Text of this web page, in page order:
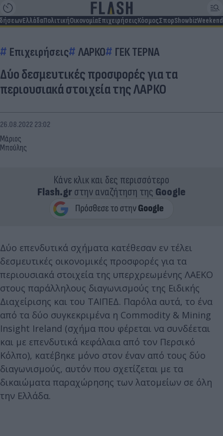
ΕλλάδαΠολιτικήΟικονομίαΕπιχειρήσειςΚόσμοςΣπορShowbizWeekend
Επιχειρήσεις ΛΑΡΚΟ ΓΕΚ ΤΕΡΝΑ
Δύο δεσμευτικές προσφορές για τα
περιουσιακά στοιχεία της ΛΑΡΚΟ
Μάριος
Μπούλης
26.08.2022 23:02
Κάνε κλικ και δες περισσότερο
Flash.grστην αναζήτηση της Google
Δύο επενδυτικά σχήματα κατέθεσαν εν τέλει
δεσμευτικές οικονομικές προσφορές για τα
περιουσιακά στοιχεία της υπερχρεωμένης ΛΑΕΚΟ
στους παράλληλους διαγωνισμούς της Ειδικής
Διαχείρισης και του ΤΑΙΠΕΔ. Παρόλα αυτά, το ένα
από τα δύο συγκεκριμένα η Commodity & Mining
Insight Ireland (σχήμα που φέρεται να συνδέεται
και με επενδυτικά κεφάλαια από τον Περσικό
Κόλπο), κατέβηκε μόνο στον έναν από τους δύο
διαγωνισμούς, αυτόν που σχετίζεται με τα
δικαιώματα παραχώρησης των λατομείων σε όλη
την Ελλάδα.